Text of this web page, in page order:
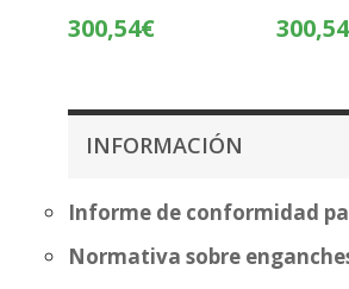
300,54€
300,54
INFORMACIÓN
Informe de conformidad
Normativa sobre